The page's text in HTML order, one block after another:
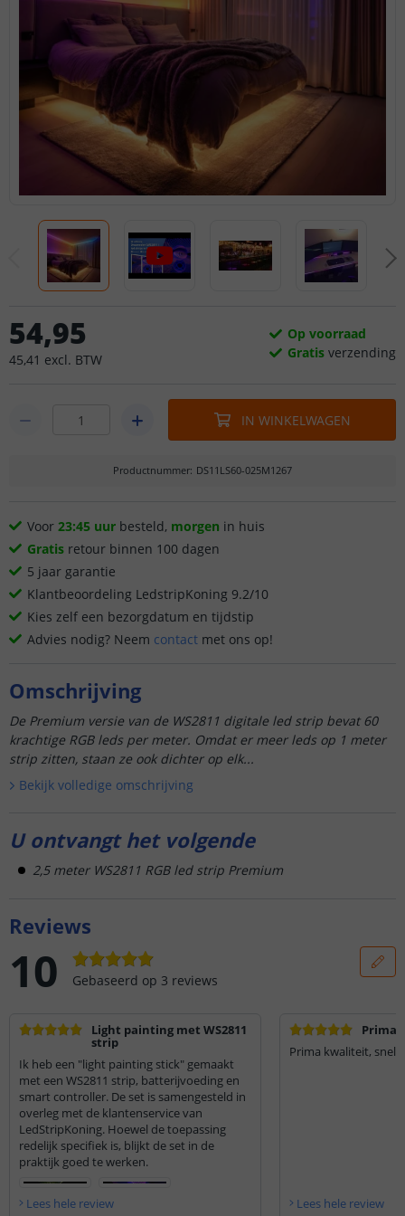
54,95
45,41 excl. BTW
Op voorraad
Gratis verzending
IN WINKELWAGEN
Productnummer: DS11LS60-025M1267
Voor 23:45 uur besteld, morgen in huis
Gratis retour binnen 100 dagen
5 jaar garantie
Klantbeoordeling LedstripKoning 9.2/10
Kies zelf een bezorgdatum en tijdstip
Advies nodig? Neem contact met ons op!
Omschrijving
De Premium versie van de WS2811 digitale led strip bevat 60
krachtige RGB leds per meter. Omdat er meer leds op 1 meter
strip zitten, staan ze ook dichter op elk...
Bekijk volledige omschrijving
U ontvangt het volgende
2,5 meter WS2811 RGB led strip Premium
Reviews
10 Gebaseerd op 3 reviews
Light painting met WS2811
strip
Ik heb een "light painting stick" gemaakt
met een WS2811 strip, batterijvoeding en
smart controller. De set is samengesteld in
overleg met de klantenservice van
LedStripKoning. Hoewel de toepassing
redelijk specifiek is, blijkt de set in de
praktijk goed te werken.
Lees hele review
Prima
Prima kwaliteit,
Lees hele review